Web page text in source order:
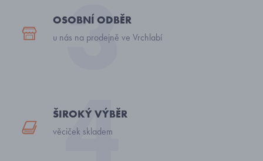
OSOBNÍ ODBĚR
u nás na prodejně ve Vrchlabí
ŠIROKÝ VÝBĚR
věciček skladem